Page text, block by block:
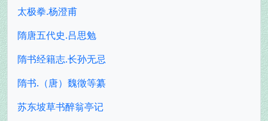
太极拳.杨澄甫
隋唐五代史.吕思勉
隋书经籍志.长孙无忌
隋书.（唐）魏徵等纂
苏东坡草书醉翁亭记